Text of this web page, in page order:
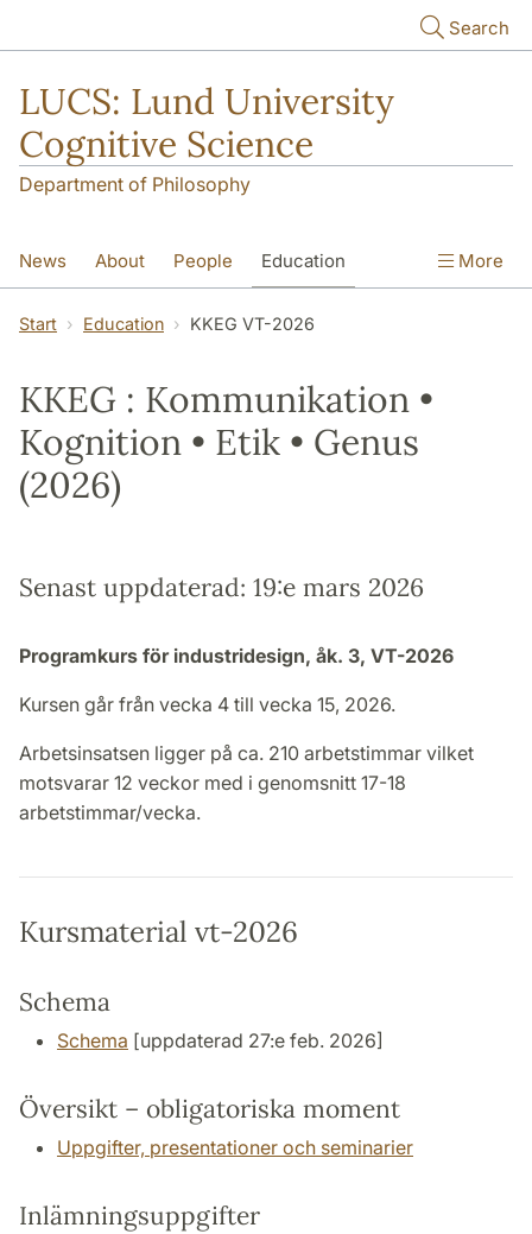
Search
LUCS: Lund University
Cognitive Science
Department of Philosophy
News About People Education
Research Seminars Publications
More
Start Education KKEG VT-2026
KKEG : Kommunikation •
Kognition • Etik • Genus
(2026)
Senast uppdaterad: 19:e mars 2026
Programkurs för industridesign, åk. 3, VT-2026
Kursen går från vecka 4 till vecka 15, 2026.
Arbetsinsatsen ligger på ca. 210 arbetstimmar vilket
motsvarar 12 veckor med i genomsnitt 17-18
arbetstimmar/vecka.
Kursmaterial vt-2026
Schema
Schema [uppdaterad 27:e feb. 2026]
Översikt – obligatoriska moment
Uppgifter, presentationer och seminarier
Inlämningsuppgifter